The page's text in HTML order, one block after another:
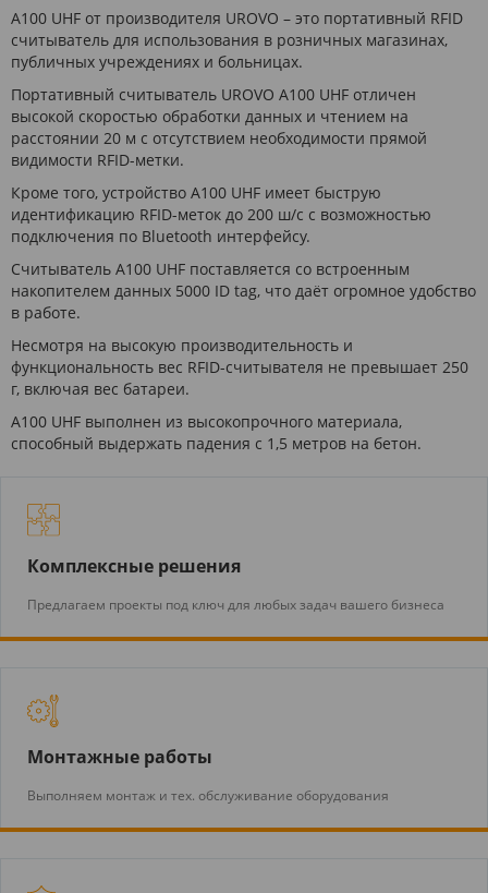
A100 UHF от производителя UROVO – это портативный RFID
считыватель для использования в розничных магазинах,
публичных учреждениях и больницах.
Портативный считыватель UROVO A100 UHF отличен
высокой скоростью обработки данных и чтением на
расстоянии 20 м с отсутствием необходимости прямой
видимости RFID-метки.
Кроме того, устройство A100 UHF имеет быструю
идентификацию RFID-меток до 200 ш/с с возможностью
подключения по Bluetooth интерфейсу.
Считыватель A100 UHF поставляется со встроенным
накопителем данных 5000 ID tag, что даёт огромное удобство
в работе.
Несмотря на высокую производительность и
функциональность вес RFID-считывателя не превышает 250
г, включая вес батареи.
A100 UHF выполнен из высокопрочного материала,
способный выдержать падения с 1,5 метров на бетон.
Комплексные решения
Предлагаем проекты под ключ для любых задач вашего бизнеса
Монтажные работы
Выполняем монтаж и тех. обслуживание оборудования